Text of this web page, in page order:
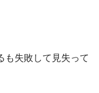
も失敗して見失って